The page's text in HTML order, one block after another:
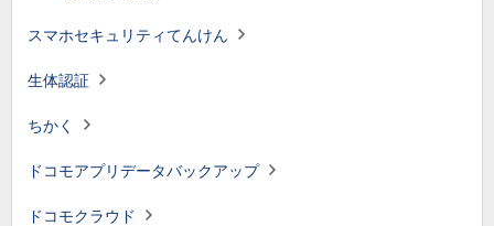
スマホセキュリティてんけん
生体認証
ちかく
ドコモアプリデータバックアップ
ドコモクラウド